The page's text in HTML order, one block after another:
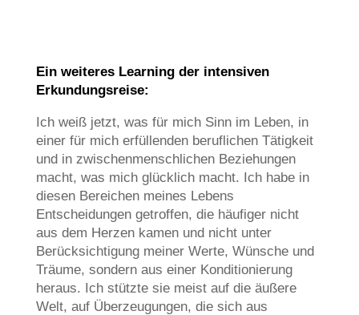
Ein weiteres Learning der intensiven
Erkundungsreise:
Ich weiß jetzt, was für mich Sinn im Leben, in
einer für mich erfüllenden beruflichen Tätigkeit
und in zwischenmenschlichen Beziehungen
macht, was mich glücklich macht. Ich habe in
diesen Bereichen meines Lebens
Entscheidungen getroffen, die häufiger nicht
aus dem Herzen kamen und nicht unter
Berücksichtigung meiner Werte, Wünsche und
Träume, sondern aus einer Konditionierung
heraus. Ich stützte sie meist auf die äußere
Welt, auf Überzeugungen, die sich aus